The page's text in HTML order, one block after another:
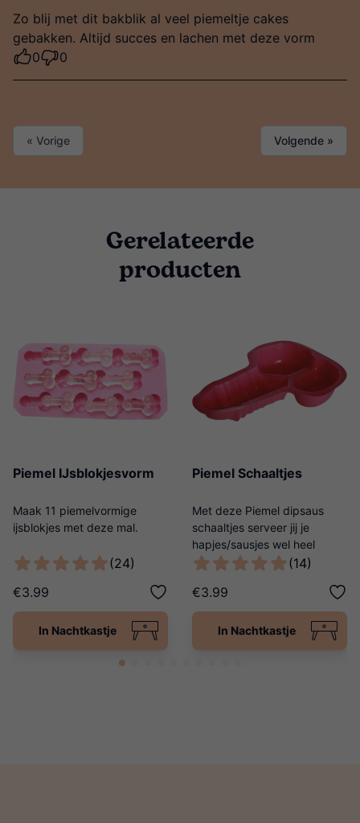
Zo blij met dit bakblik al veel piemeltje cakes
gebakken. Altijd succes en lachen met deze vorm
0
0
« Vorige Volgende »
Gerelateerde
producten
Piemel IJsblokjesvorm
Maak 11 piemelvormige
ijsblokjes met deze mal.
(24)
€3.99
In Nachtkastje
Piemel Schaaltjes
Met deze Piemel dipsaus
schaaltjes serveer jij je
hapjes/sausjes wel heel
origineel!
(14)
€3.99
In Nachtkastje